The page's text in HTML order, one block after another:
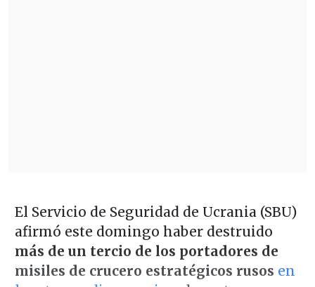
El Servicio de Seguridad de Ucrania (SBU)
afirmó este domingo haber destruido
más de un tercio de los portadores de
misiles de crucero estratégicos rusos en